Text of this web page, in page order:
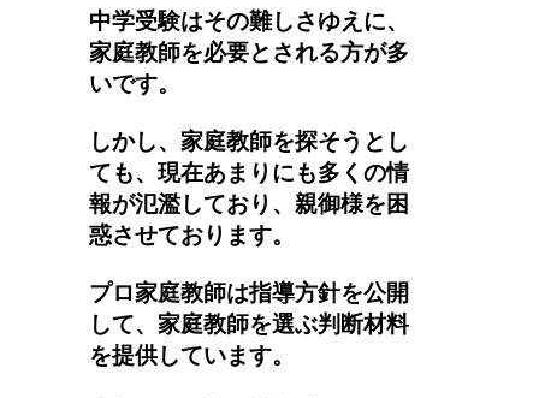
中学受験はその難しさゆえに、
家庭教師を必要とされる方が多
いです。
しかし、家庭教師を探そうとし
ても、現在あまりにも多くの情
報が氾濫しており、親御様を困
惑させております。
プロ家庭教師は指導方針を公開
して、家庭教師を選ぶ判断材料
を提供しています。